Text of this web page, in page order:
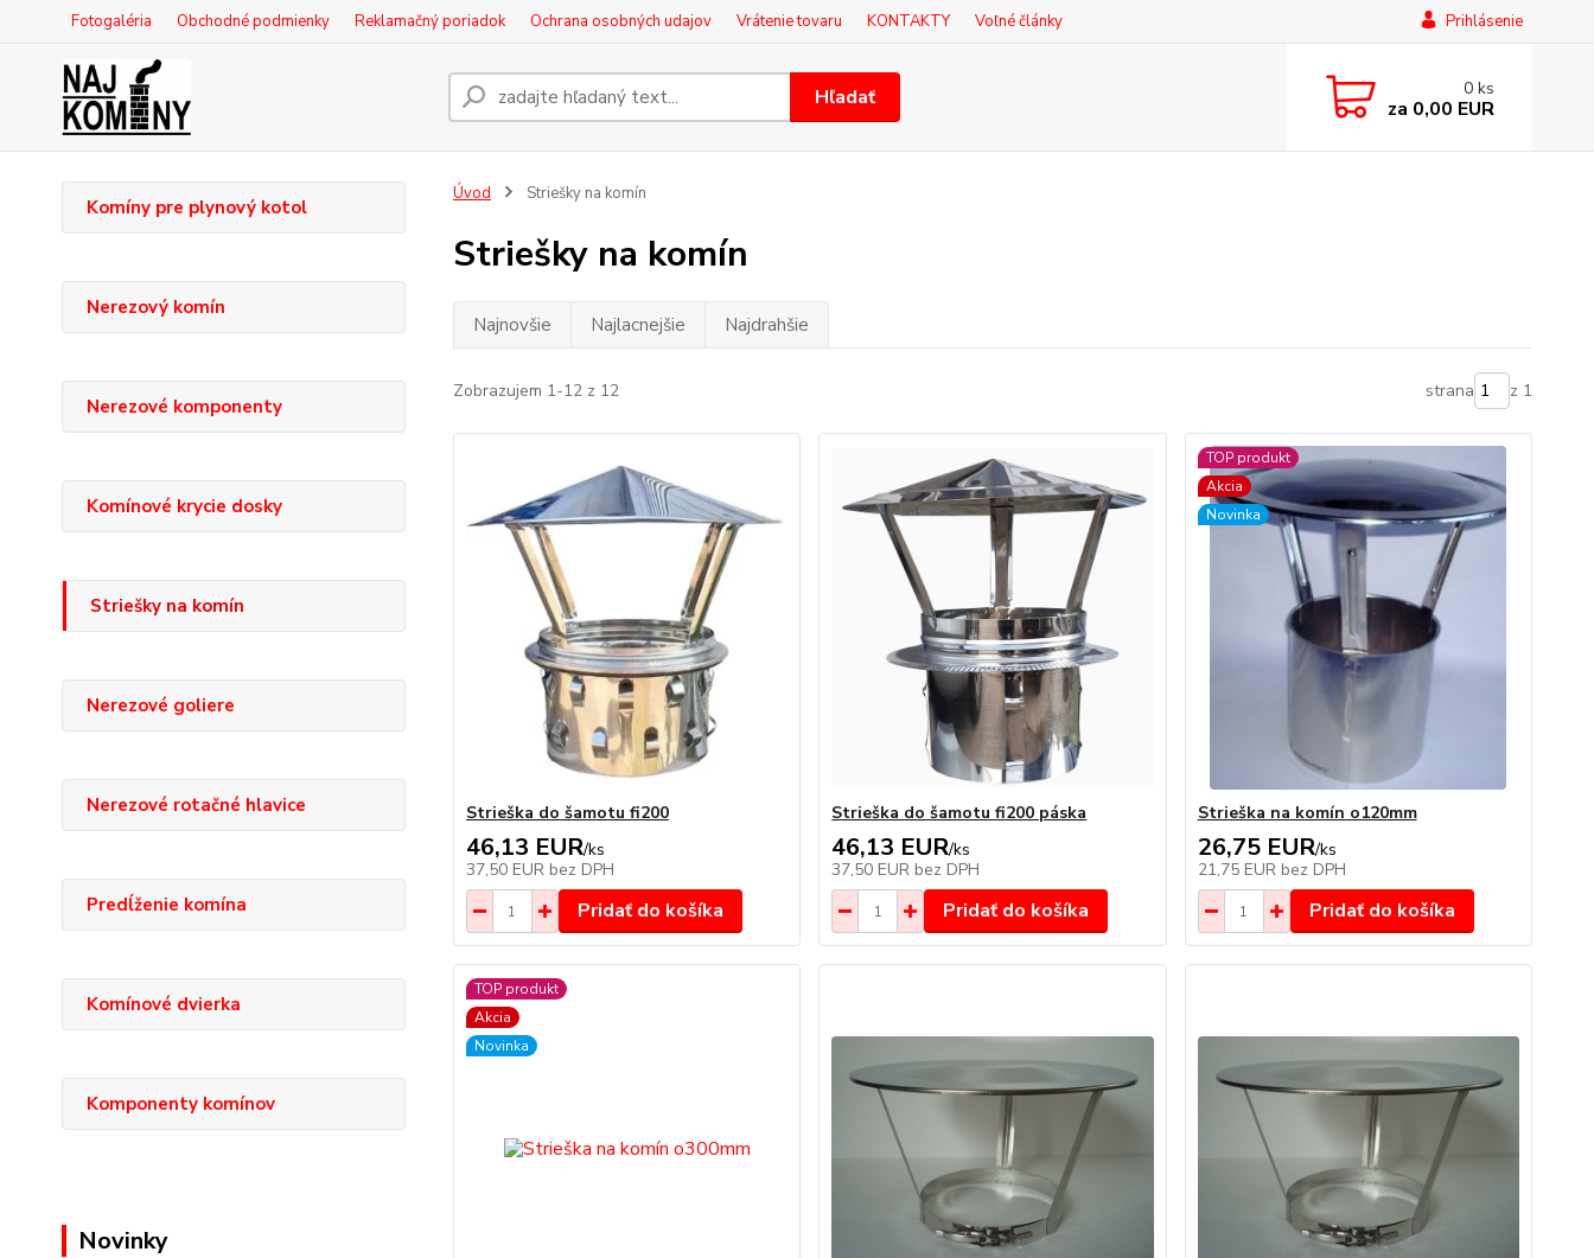
Fotogaléria Obchodné podmienky Reklamačný poriadok Ochrana osobných udajov Vrátenie tovaru KONTAKTY Voľné články Prihlásenie
Hľadať 0 ks
za 0,00 EUR
Komíny pre plynový kotol
Nerezový komín
Nerezové komponenty
Komínové krycie dosky
Striešky na komín
Nerezové goliere
Nerezové rotačné hlavice
Predĺženie komína
Komínové dvierka
Komponenty komínov
Novinky
Úvod Striešky na komín
Striešky na komín
Najnovšie Najlacnejšie Najdrahšie
Zobrazujem 1-12 z 12 strana z 1
Strieška do šamotu fi200
46,13 EUR/ks
37,50 EUR bez DPH
Pridať do košíka
Strieška do šamotu fi200 páska
46,13 EUR/ks
37,50 EUR bez DPH
Pridať do košíka
TOP produkt
Akcia
Novinka
Strieška na komín o120mm
26,75 EUR/ks
21,75 EUR bez DPH
Pridať do košíka
TOP produkt
Akcia
Novinka